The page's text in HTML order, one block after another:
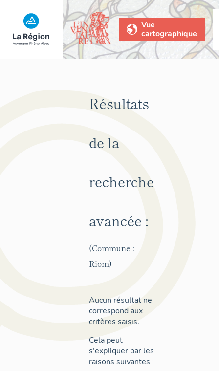
Vue
cartographique
Résultats
de la
recherche
avancée :
(Commune :
Riom)
Aucun résultat ne
correspond aux
critères saisis.
Cela peut
s'expliquer par les
raisons suivantes :